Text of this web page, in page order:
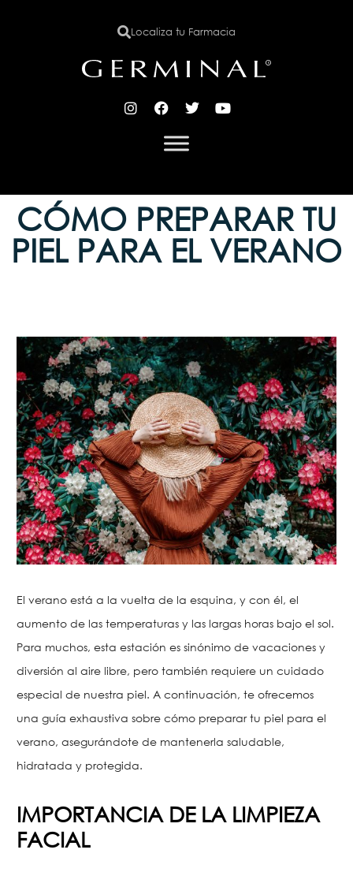
Localiza tu Farmacia
CÓMO PREPARAR TU
PIEL PARA EL VERANO
El verano está a la vuelta de la esquina, y con él, el
aumento de las temperaturas y las largas horas bajo el sol.
Para muchos, esta estación es sinónimo de vacaciones y
diversión al aire libre, pero también requiere un cuidado
especial de nuestra piel. A continuación, te ofrecemos
una guía exhaustiva sobre cómo preparar tu piel para el
verano, asegurándote de mantenerla saludable,
hidratada y protegida.
IMPORTANCIA DE LA LIMPIEZA
FACIAL